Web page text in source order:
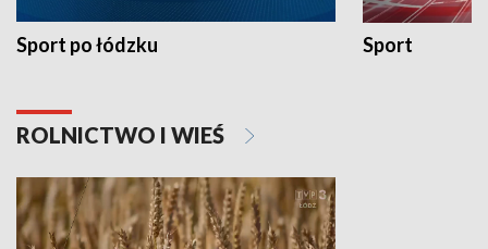
Sport po łódzku Sport
ROLNICTWO I WIEŚ